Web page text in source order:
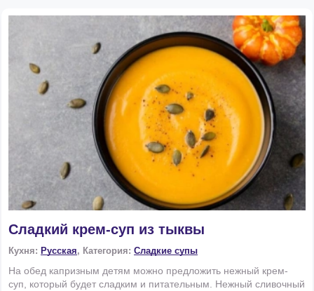
Сладкий крем-суп из тыквы
Кухня: Русская, Категория: Сладкие супы
На обед капризным детям можно предложить нежный крем-
суп, который будет сладким и питательным. Нежный сливочный